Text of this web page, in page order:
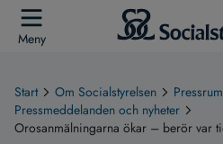
Meny
Start Om Socialstyrelsen
Pressrum
Pressmeddelanden och nyheter
Orosanmälningarna ökar – berör var